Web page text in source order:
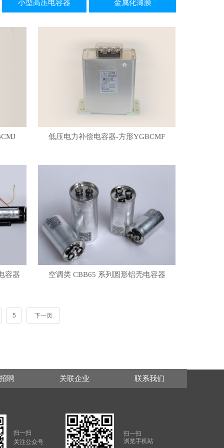
小型高压电容器 金属化薄膜
低压电力补偿电容器-方形YGBCMF
容器 空调类 CBB65 系列圆形铝壳电容器
5 下一页
扫一扫
关注公众号
扫一扫
浏览手机站
聘 关联企业 联系我们